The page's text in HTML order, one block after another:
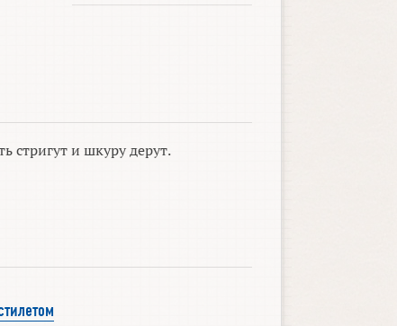
стригут и шкуру дерут.